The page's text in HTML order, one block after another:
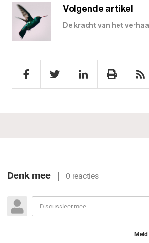
Volgende artikel
De kracht van het verhaal